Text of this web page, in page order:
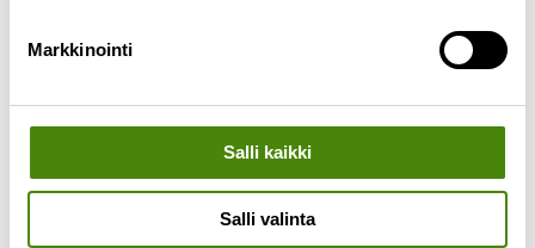
Markkinointi
Salli kaikki
Salli valinta